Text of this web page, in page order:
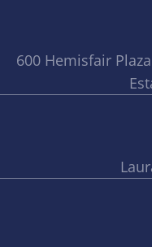
600 Hemisfair